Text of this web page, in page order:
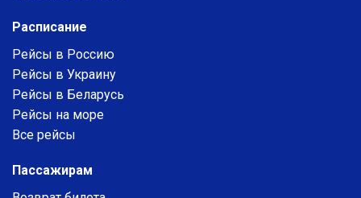
Расписание
Рейсы в Россию
Рейсы в Украину
Рейсы в Беларусь
Рейсы на море
Все рейсы
Пассажирам